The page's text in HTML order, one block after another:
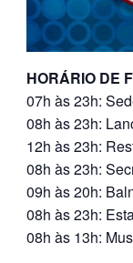
HORÁRIO DE
07h às 23h:
08h às 23h:
12h às 23h:
08h às 23h:
09h às 20h:
08h às 23h:
08h às 13h: